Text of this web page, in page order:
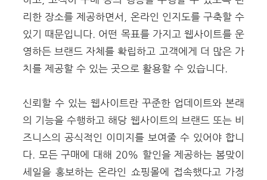
리한 장소를 제공하면서, 온라인 인지도를 구축할 수
있기 때문입니다. 어떤 목표를 가지고 웹사이트를 운
영하든 브랜드 자체를 확립하고 고객에게 더 많은 가
치를 제공할 수 있는 곳으로 활용할 수 있습니다.
신뢰할 수 있는 웹사이트란 꾸준한 업데이트와 본래
의 기능을 수행하고 해당 웹사이트의 브랜드 또는 비
즈니스의 공식적인 이미지를 보여줄 수 있어야 합니
다. 모든 구매에 대해 20% 할인을 제공하는 봄맞이
세일을 홍보하는 온라인 쇼핑몰에 접속했다고 가정